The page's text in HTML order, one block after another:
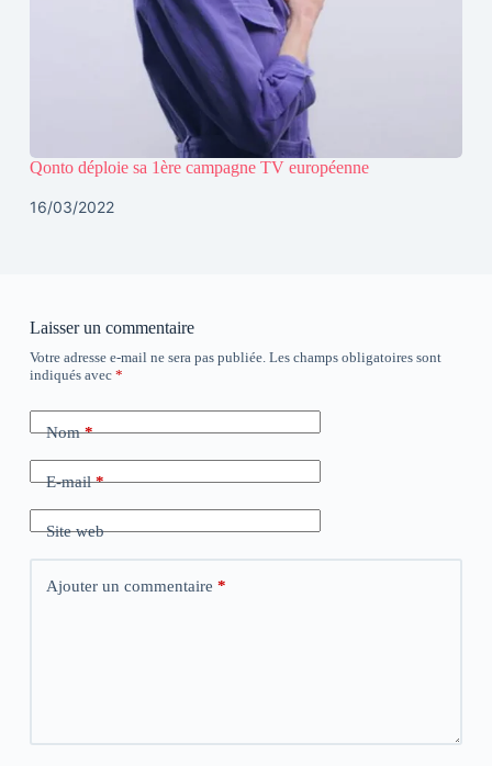
Qonto déploie sa 1ère campagne TV européenne
16/03/2022
Laisser un commentaire
Votre adresse e-mail ne sera pas publiée. Les champs obligatoires sont
indiqués avec *
Nom*
E-mail*
Site web
Ajouter un commentaire *